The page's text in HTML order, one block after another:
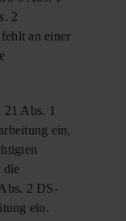
2
an einer
21 Abs. 1
ein,
die
2 DS-
ein.